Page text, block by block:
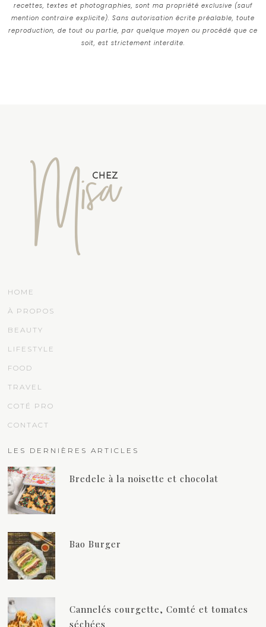
recettes, textes et photographies, sont ma propriété exclusive (sauf
mention contraire explicite). Sans autorisation écrite préalable, toute
reproduction, de tout ou partie, par quelque moyen ou procédé que ce
soit, est strictement interdite.
HOME
À PROPOS
BEAUTY
LIFESTYLE
FOOD
TRAVEL
COTÉ PRO
CONTACT
LES DERNIÈRES ARTICLES
Bredele à la noisette et chocolat
Bao Burger
Cannelés courgette, Comté et tomates
séchées